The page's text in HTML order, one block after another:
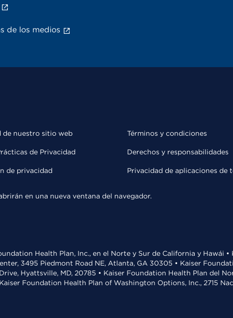
de los medios
de nuestro sitio web
de Privacidad
de privacidad
Términos y condiciones
Derechos y responsabilidades
Privacidad de aplicaciones de
en una nueva ventana del navegador.
Health Plan, Inc., en el Norte y Sur de California y Hawái
3495 Piedmont Road NE, Atlanta, GA 30305 • Kaiser
Hyattsville, MD, 20785 • Kaiser Foundation Health Plan del
Foundation Health Plan of Washington Options, Inc., 2715